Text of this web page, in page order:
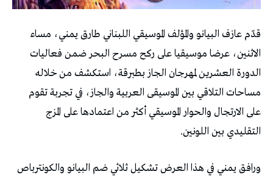
قدّم عازف البيانو والمؤلف الموسيقي اللبناني طارق يمني، مساء
الاثنين، عرضا موسيقيا على ركح مسرح البحر ضمن فعاليات
الدورة العشرين لمهرجان الجاز بطبرقة، استكشف من خلاله
مساحات التلاقي بين الموسيقى العربية والجاز، في تجربة تقوم
على الارتجال والحوار الموسيقي أكثر من اعتمادها على المزج
التقليدي بين اللونين.
ورافق يمني في هذا العرض تشكيل ثلاثي ضم البيانو والكونترباص